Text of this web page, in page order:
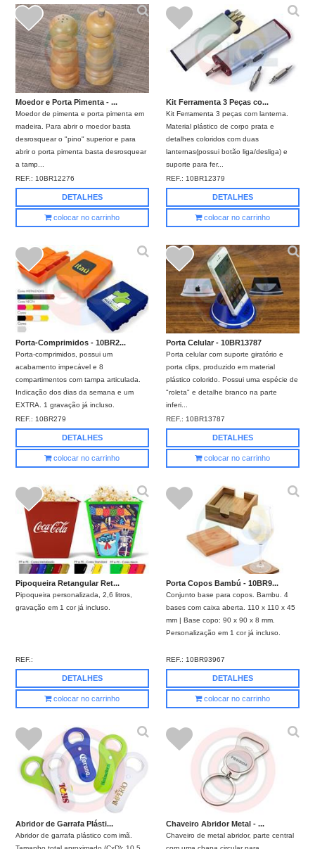
Moedor e Porta Pimenta - ...
Moedor de pimenta e porta pimenta em
madeira. Para abrir o moedor basta
desrosquear o "pino" superior e para
abrir o porta pimenta basta desrosquear
a tamp...
REF.:10BR12276
DETALHES
colocar no carrinho
Kit Ferramenta 3 Peças co...
Kit Ferramenta 3 peças com lanterna.
Material plástico de corpo prata e
detalhes coloridos com duas
lanternas(possui botão liga/desliga) e
suporte para fer...
REF.:10BR12379
DETALHES
colocar no carrinho
Porta-Comprimidos - 10BR2...
Porta-comprimidos, possui um
acabamento impecável e 8
compartimentos com tampa articulada.
Indicação dos dias da semana e um
EXTRA. 1 gravação já incluso.
REF.:10BR279
DETALHES
colocar no carrinho
Porta Celular - 10BR13787
Porta celular com suporte giratório e
porta clips, produzido em material
plástico colorido. Possui uma espécie de
"roleta" e detalhe branco na parte
inferi...
REF.:10BR13787
DETALHES
colocar no carrinho
Pipoqueira Retangular Ret...
Pipoqueira personalizada, 2,6 litros,
gravação em 1 cor já incluso.
REF.:
DETALHES
colocar no carrinho
Porta Copos Bambú - 10BR9...
Conjunto base para copos. Bambu. 4
bases com caixa aberta. 110 x 110 x 45
mm | Base copo: 90 x 90 x 8 mm.
Personalização em 1 cor já incluso.
REF.: 10BR93967
DETALHES
colocar no carrinho
Abridor de Garrafa Plásti...
Abridor de garrafa plástico com imã.
Chaveiro Abridor Metal - ...
Chaveiro de metal abridor, parte central